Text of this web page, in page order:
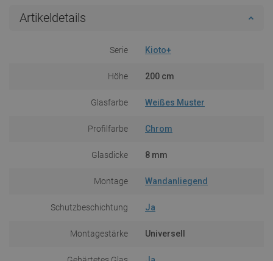
Artikeldetails
Serie Kioto+
Höhe 200 cm
Glasfarbe Weißes Muster
Profilfarbe Chrom
Glasdicke 8 mm
Montage Wandanliegend
Schutzbeschichtung Ja
Montagestärke Universell